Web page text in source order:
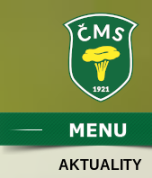
AKTUALITY